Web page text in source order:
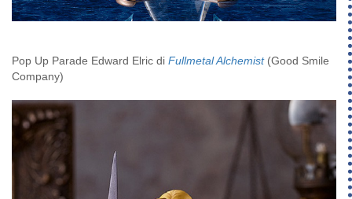
Pop Up Parade Edward Elric di Fullmetal Alchemist(Good Smile
Company)